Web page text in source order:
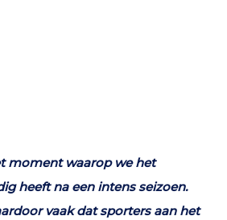
moment waarop we het
heeft na een intens seizoen.
vaak dat sporters aan het